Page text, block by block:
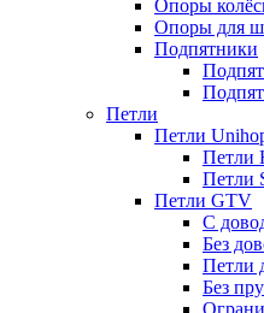
Опоры
Опоры для
Подпятники
Петли
Петли
Петли
Петли
Петли GTV
С
Без
Петли
Без